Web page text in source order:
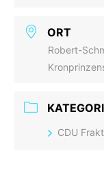
ORT
Robert-
CDU